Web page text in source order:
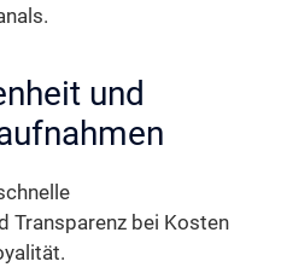
und
Transparenz bei Kosten